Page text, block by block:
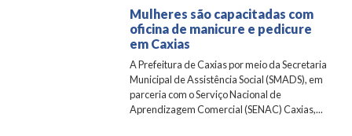
Mulheres são capacitadas com
oficina de manicure e pedicure
em Caxias
A Prefeitura de Caxias por meio da Secretaria
Municipal de Assistência Social (SMADS), em
parceria com o Serviço Nacional de
Aprendizagem Comercial (SENAC) Caxias,...